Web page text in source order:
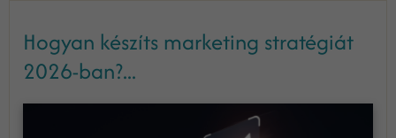
Hogyan készíts marketing stratégiát
2026-ban?...